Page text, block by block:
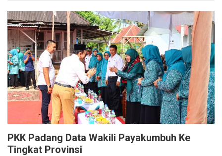
PKK Padang Data Wakili Payakumbuh Ke
Tingkat Provinsi